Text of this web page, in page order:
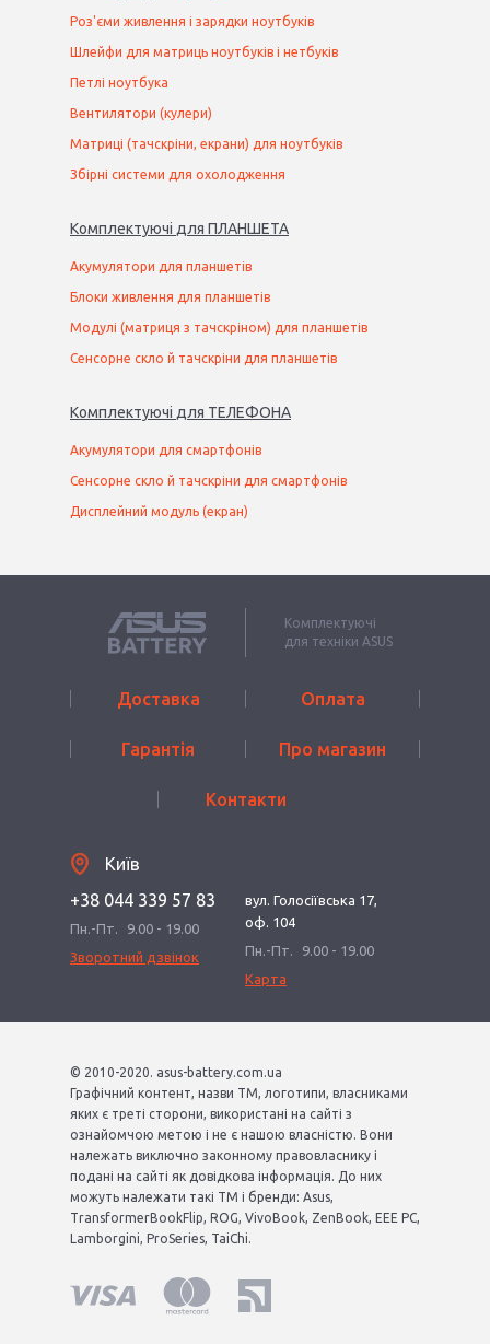
Роз'єми живлення і зарядки ноутбуків
Шлейфи для матриць ноутбуків і нетбуків
Петлі ноутбука
Вентилятори (кулери)
Матриці (тачскріни, екрани) для ноутбуків
Збірні системи для охолодження
Комплектуючі для ПЛАНШЕТА
Акумулятори для планшетів
Блоки живлення для планшетів
Модулі (матриця з тачскріном) для планшетів
Сенсорне скло й тачскріни для планшетів
Комплектуючі для ТЕЛЕФОНА
Акумулятори для смартфонів
Сенсорне скло й тачскріни для смартфонів
Дисплейний модуль (екран)
Комплектуючі
для техніки ASUS
Доставка Оплата
Гарантія Про магазин
Контакти
Київ
+38 044 339 57 83
Пн.-Пт.
9.00 - 19.00
Зворотний дзвінок
вул. Голосіївська 17,
оф. 104
Пн.-Пт.
9.00 - 19.00
Карта
© 2010-2020. asus-battery.com.ua
Графічний контент, назви ТМ, логотипи, власниками
яких є треті сторони, використані на сайті з
ознайомчою метою і не є нашою власністю. Вони
належать виключно законному правовласнику і
подані на сайті як довідкова інформація. До них
можуть належати такі ТМ і бренди: Asus,
TransformerBookFlip, ROG, VivoBook, ZenBook, EEE PC,
Lamborgini, ProSeries, TaiChi.